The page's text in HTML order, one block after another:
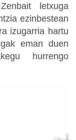
letxuga
ezinbestean
izugarria hartu
eman duen
hurrengo